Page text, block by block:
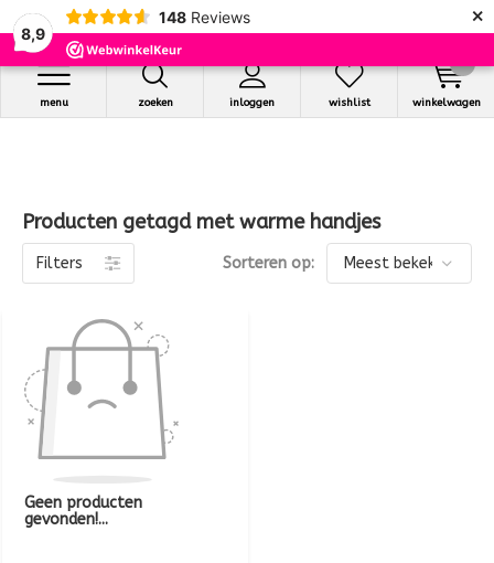
8,9
148 Reviews ×
zoeken inloggen
menu wishlist winkelwagen
Producten getagd met warme handjes
Filters Sorteren op:
Geen producten
gevonden!...